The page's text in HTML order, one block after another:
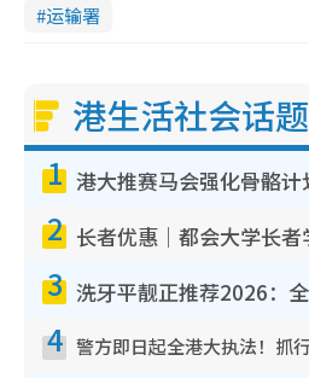
运输署
港生活社会话题
1
2
3
4